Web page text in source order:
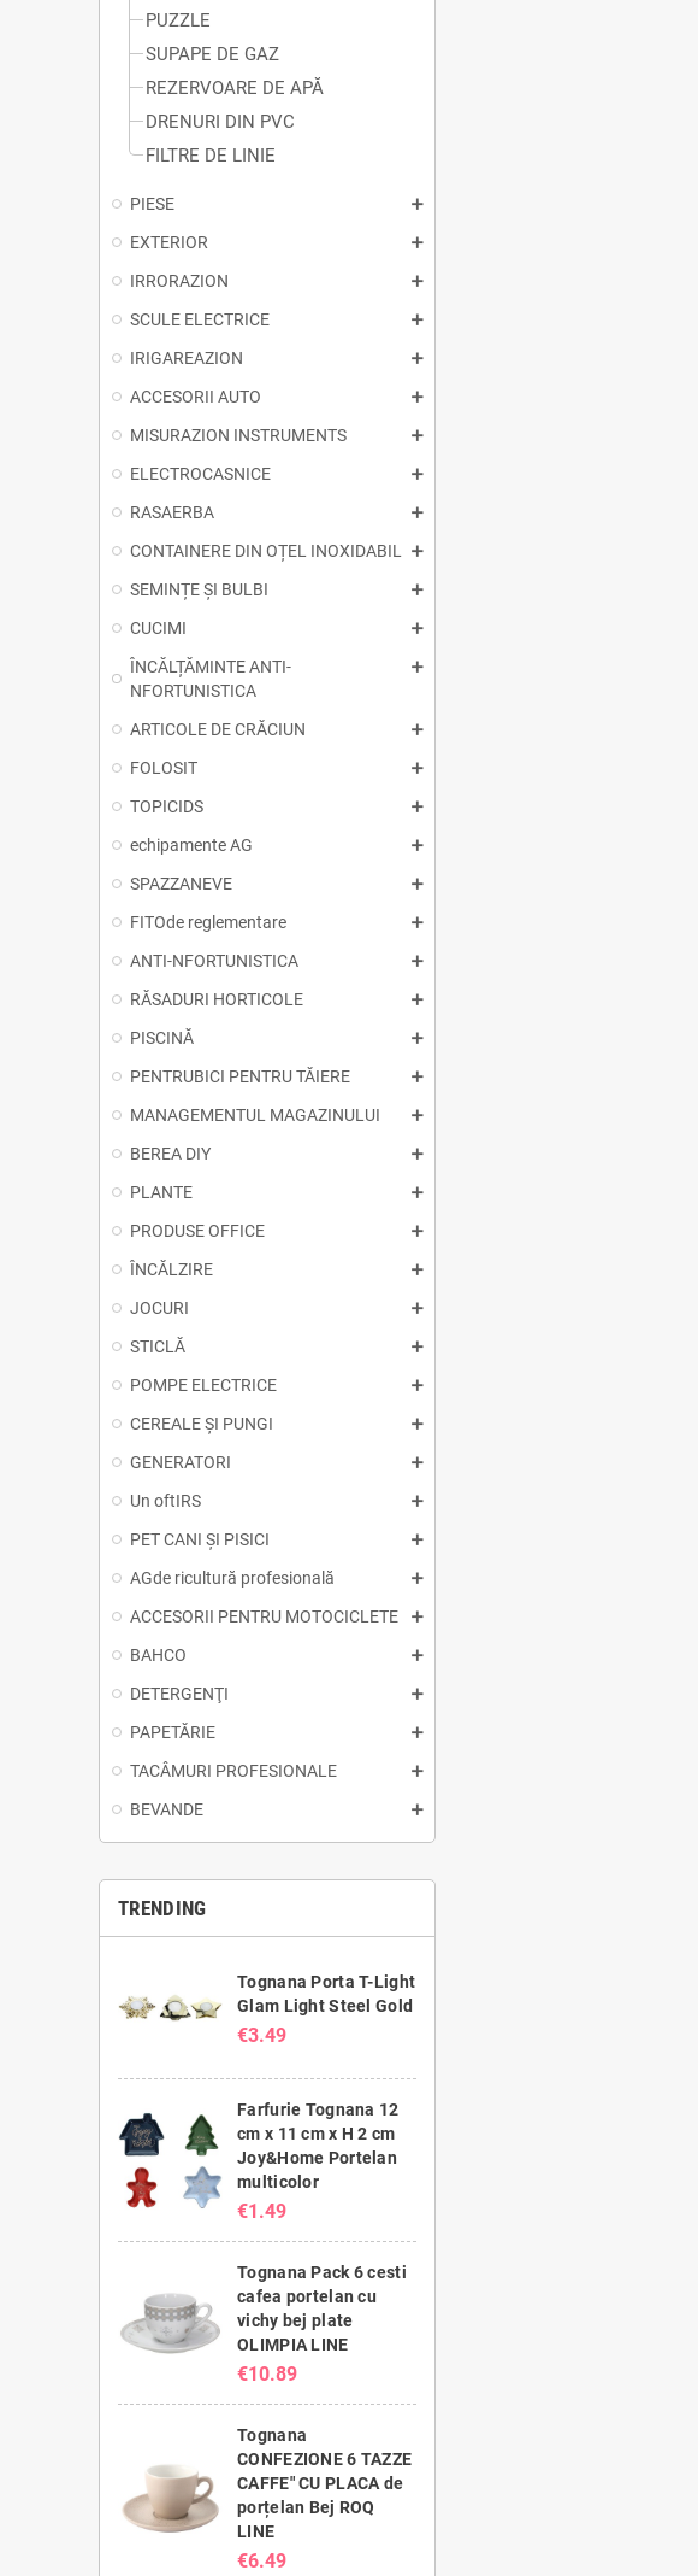
PUZZLE
SUPAPE DE GAZ
REZERVOARE DE APĂ
DRENURI DIN PVC
FILTRE DE LINIE
PIESE
EXTERIOR
IRRORAZION
SCULE ELECTRICE
IRIGAREAZION
ACCESORII AUTO
MISURAZION INSTRUMENTS
ELECTROCASNICE
RASAERBA
CONTAINERE DIN OȚEL INOXIDABIL
SEMINȚE ȘI BULBI
CUCIMI
ÎNCĂLȚĂMINTE ANTI-
NFORTUNISTICA
ARTICOLE DE CRĂCIUN
FOLOSIT
TOPICIDS
echipamente AG
SPAZZANEVE
FITOde reglementare
ANTI-NFORTUNISTICA
RĂSADURI HORTICOLE
PISCINĂ
PENTRUBICI PENTRU TĂIERE
MANAGEMENTUL MAGAZINULUI
BEREA DIY
PLANTE
PRODUSE OFFICE
ÎNCĂLZIRE
JOCURI
STICLĂ
POMPE ELECTRICE
CEREALE ȘI PUNGI
GENERATORI
Un oftIRS
PET CANI ȘI PISICI
AGde ricultură profesională
ACCESORII PENTRU MOTOCICLETE
BAHCO
DETERGENŢI
PAPETĂRIE
TACÂMURI PROFESIONALE
BEVANDE
TRENDING
Tognana Porta T-Light
Glam Light Steel Gold
€3.49
Farfurie Tognana 12
cm x 11 cm x H 2 cm
Joy&Home Portelan
multicolor
€1.49
Tognana Pack 6 cesti
cafea portelan cu
vichy bej plate
OLIMPIA LINE
€10.89
Tognana
CONFEZIONE 6 TAZZE
CAFFE" CU PLACA de
porțelan Bej ROQ
LINE
€6.49